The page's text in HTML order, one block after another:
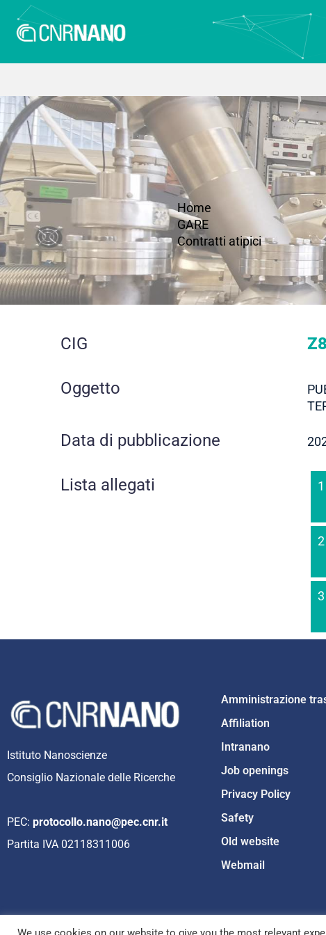
Home
GARE
Contratti atipici
CIG
Oggetto
Data di pubblicazione
Lista allegati 1
2
3
Istituto Nanoscienze
Consiglio Nazionale delle Ricerche
PEC: protocollo.nano@pec.cnr.it
Partita IVA 02118311006
Amministrazione
Affiliation
Intranano
Job openings
Privacy Policy
Safety
Old website
Webmail